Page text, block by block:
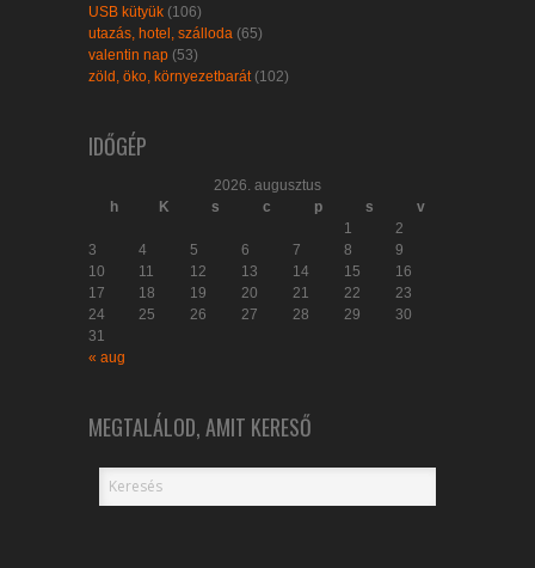
USB kütyük (106)
utazás, hotel, szálloda (65)
valentin nap (53)
zöld, öko, környezetbarát (102)
IDŐGÉP
2026. augusztus
h
K s c p s
v
1
2
3
4 5 6 7 8
9
10
11 12 13 14 15
16
17
18 19 20 21 22
23
24
25 26 27 28 29
30
31
« aug
MEGTALÁLOD, AMIT KERESŐ